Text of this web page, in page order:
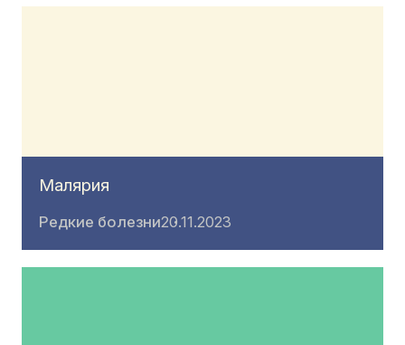
Малярия
Редкие болезни20.11.2023